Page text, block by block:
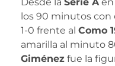
los 90 minutos con
1-0 frente al Como
amarilla al minuto
Giménez fue la